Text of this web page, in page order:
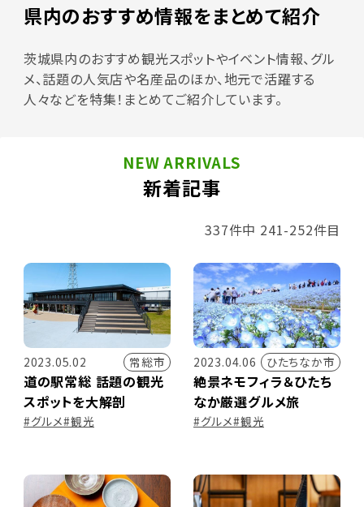
県内のおすすめ情報をまとめて紹介
茨城県内のおすすめ観光スポットやイベント情報、グル
メ、話題の人気店や名産品のほか、地元で活躍する
人々などを特集！まとめてご紹介しています。
新着記事
NEW ARRIVALS
337件中 241-252件目
2023.05.02 常総市
道の駅常総 話題の観光
スポットを大解剖
#グルメ#観光
2023.04.06 ひたちなか市
絶景ネモフィラ＆ひたち
なか厳選グルメ旅
#グルメ#観光